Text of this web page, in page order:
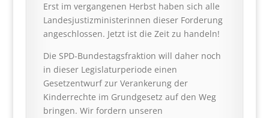
Erst im vergangenen Herbst haben sich alle
Landesjustizministerinnen dieser Forderung
angeschlossen. Jetzt ist die Zeit zu handeln!
Die SPD-Bundestagsfraktion will daher noch
in dieser Legislaturperiode einen
Gesetzentwurf zur Verankerung der
Kinderrechte im Grundgesetz auf den Weg
bringen. Wir fordern unseren